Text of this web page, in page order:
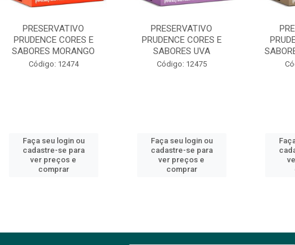
PRESERVATIVO
PRUDENCE CORES E
SABORES MORANGO
Código: 12474
Faça seu login ou
cadastre-se para
ver preços e
comprar
PRESERVATIVO
PRUDENCE CORES E
SABORES UVA
Código: 12475
Faça seu login ou
cadastre-se para
ver preços e
comprar